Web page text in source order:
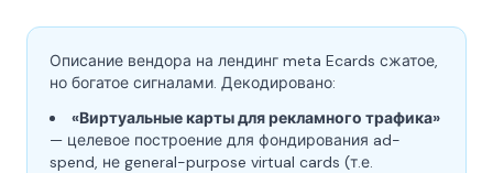
Описание вендора на лендинг meta Ecards сжатое,
но богатое сигналами. Декодировано:
«Виртуальные карты для рекламного трафика»
— целевое построение для фондирования ad-
spend, не general-purpose virtual cards (т.е.